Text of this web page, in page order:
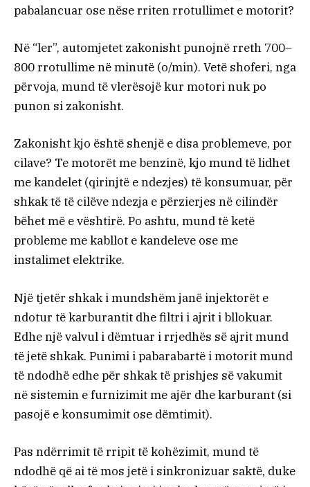
pabalancuar ose nëse rriten rrotullimet e motorit?
Në “ler”, automjetet zakonisht punojnë rreth 700–
800 rrotullime në minutë (o/min). Vetë shoferi, nga
përvoja, mund të vlerësojë kur motori nuk po
punon si zakonisht.
Zakonisht kjo është shenjë e disa problemeve, por
cilave? Te motorët me benzinë, kjo mund të lidhet
me kandelet (qirinjtë e ndezjes) të konsumuar, për
shkak të të cilëve ndezja e përzierjes në cilindër
bëhet më e vështirë. Po ashtu, mund të ketë
probleme me kabllot e kandeleve ose me
instalimet elektrike.
Një tjetër shkak i mundshëm janë injektorët e
ndotur të karburantit dhe filtri i ajrit i bllokuar.
Edhe një valvul i dëmtuar i rrjedhës së ajrit mund
të jetë shkak. Punimi i pabarabartë i motorit mund
të ndodhë edhe për shkak të prishjes së vakumit
në sistemin e furnizimit me ajër dhe karburant (si
pasojë e konsumimit ose dëmtimit).
Pas ndërrimit të rripit të kohëzimit, mund të
ndodhë që ai të mos jetë i sinkronizuar saktë, duke